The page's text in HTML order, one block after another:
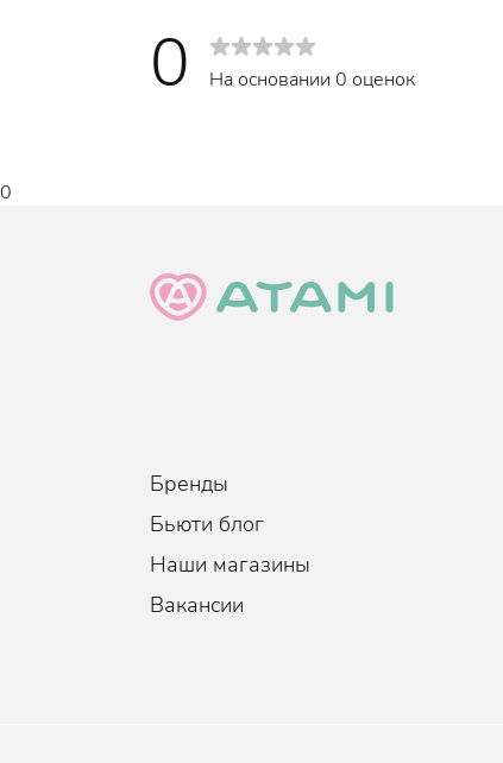
- легко наносится и ровно распределяется;
- подходит для ежедневного или вечернего
0 На основании 0 оценок
0
Бренды
Бьюти блог
Наши магазины
Вакансии